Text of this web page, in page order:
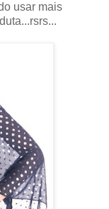
usar mais